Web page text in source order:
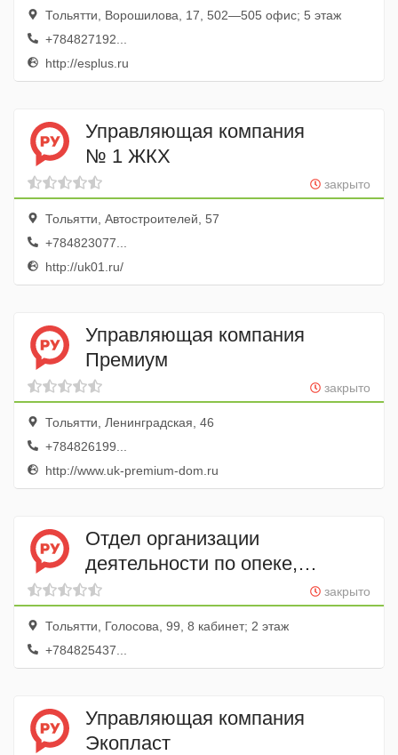
Тольятти, Ворошилова, 17, 502—505 офис; 5 этаж
+784827192...
http://esplus.ru
Управляющая компания
№ 1 ЖКХ
закрыто
Тольятти, Автостроителей, 57
+784823077...
http://uk01.ru/
Управляющая компания
Премиум
закрыто
Тольятти, Ленинградская, 46
+784826199...
http://www.uk-premium-dom.ru
Отдел организации
деятельности по опеке,
попечительству
и усыновлению, Департамент
по вопросам семьи, опеки
и попечительства
закрыто
Тольятти, Голосова, 99, 8 кабинет; 2 этаж
+784825437...
Управляющая компания
Экопласт